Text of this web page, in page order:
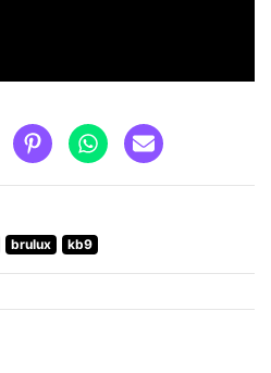
brulux kb9